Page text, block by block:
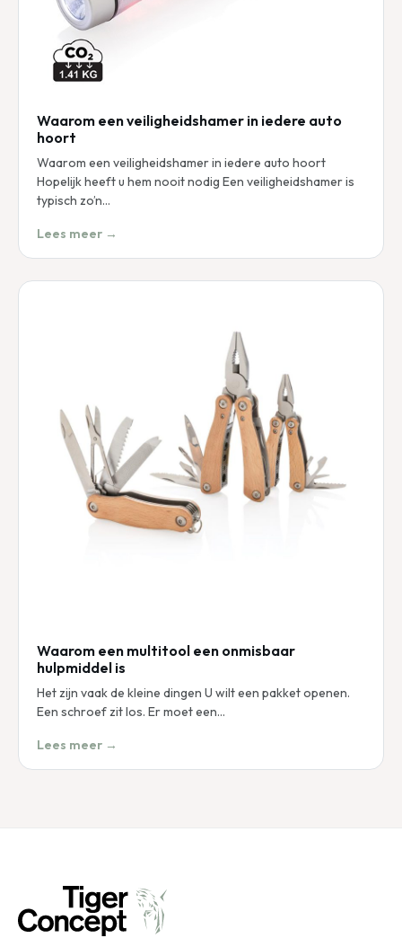
Waarom een veiligheidshamer in iedere auto
hoort
Waarom een veiligheidshamer in iedere auto hoort
Hopelijk heeft u hem nooit nodig Een veiligheidshamer is
typisch zo’n…
Lees meer →
Waarom een multitool een onmisbaar
hulpmiddel is
Het zijn vaak de kleine dingen U wilt een pakket openen.
Een schroef zit los. Er moet een…
Lees meer →